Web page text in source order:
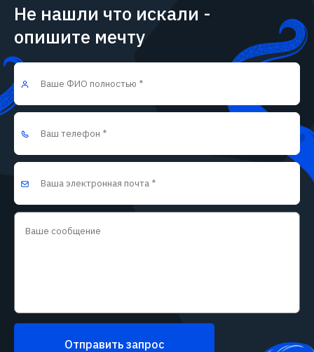
Не нашли что искали -
опишите мечту
Отправить запрос